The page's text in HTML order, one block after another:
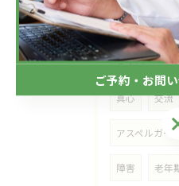
メンタルヘル
マズロー
真心 交流
アスペルガー
障害 老年
ご予約・お問
ご予約・お問